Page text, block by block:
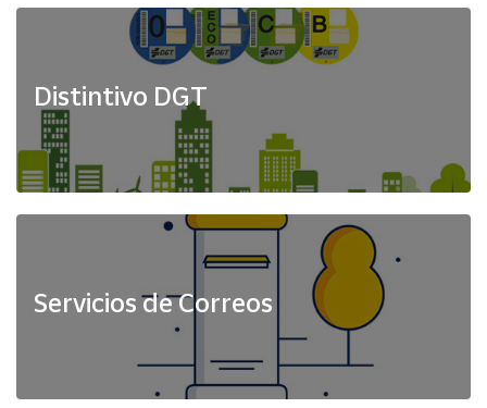
Distintivo DGT
Servicios de Correos